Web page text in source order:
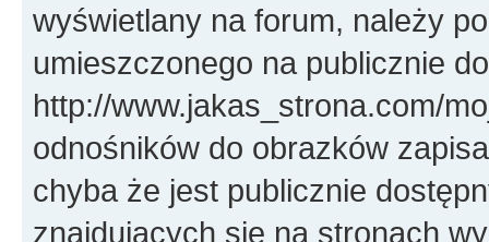
wyświetlany na forum, należy
umieszczonego na publicznie
http://www.jakas_strona.com/
odnośników do obrazków
chyba że jest publicznie
znajdujących się na stronach